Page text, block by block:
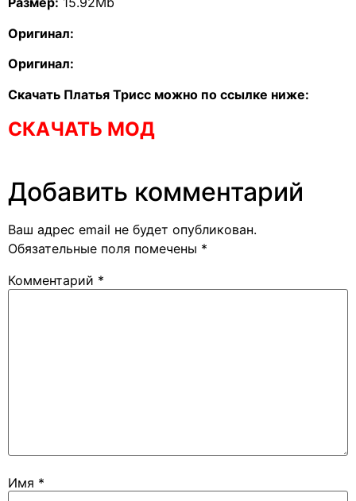
Оригинал:
Оригинал:
Скачать Платья Трисс можно по ссылке ниже:
СКАЧАТЬ МОД
Добавить комментарий
Ваш адрес email не будет опубликован.
Обязательные поля помечены *
Комментарий *
Имя *